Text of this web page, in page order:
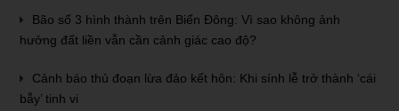
Bão số 3 hình thành trên Biển Đông: Vì sao không ảnh
hưởng đất liền vẫn cần cảnh giác cao độ?
Cảnh báo thủ đoạn lừa đảo kết hôn: Khi sính lễ trở thành ‘cái
bẫy’ tinh vi